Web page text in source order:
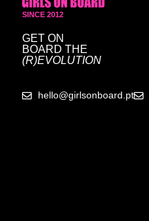
SINCE 2012
GET ON
BOARD THE
(R)EVOLUTION
hello@girlsonboard.pt